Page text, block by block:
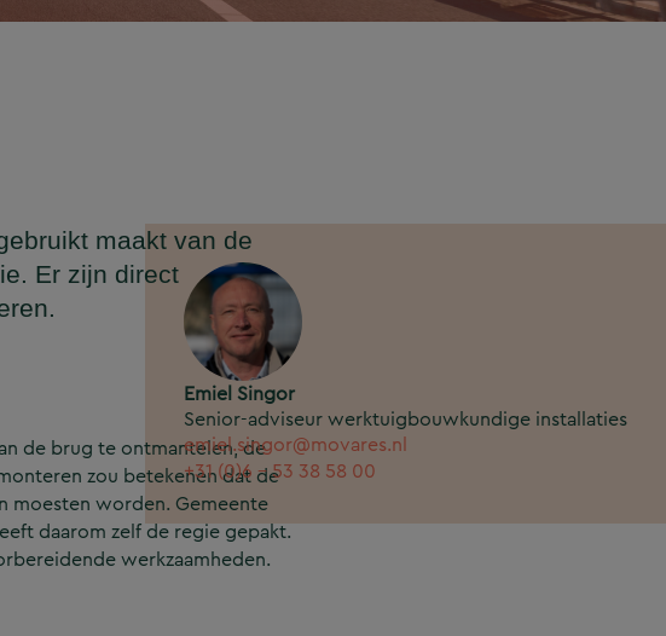
maakt van de
Er zijn direct
Emiel Singor
Senior-adviseur werktuigbouwkundige installaties
emiel.singor@movares.nl
+31 (0)6 - 53 38 58 00
de brug te ontmantelen, de
zou betekenen dat de
moesten worden. Gemeente
daarom zelf de regie gepakt.
werkzaamheden.